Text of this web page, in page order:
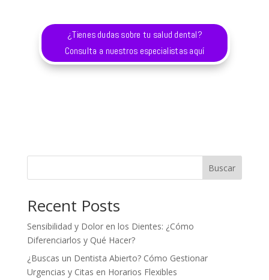
¿Tienes dudas sobre tu salud dental?
Consulta a nuestros especialistas aquí
Buscar
Recent Posts
Sensibilidad y Dolor en los Dientes: ¿Cómo
Diferenciarlos y Qué Hacer?
¿Buscas un Dentista Abierto? Cómo Gestionar
Urgencias y Citas en Horarios Flexibles